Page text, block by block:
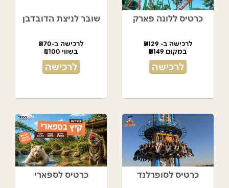
כרטיס ללונה פארק
לרכישה ב- ₪129
במקום ₪149
לרכישה
שובר לניצת הדובדבן
לרכישה ב-₪70
בשווי ₪100
לרכישה
כרטיס לסופרלנד כרטיס לספארי